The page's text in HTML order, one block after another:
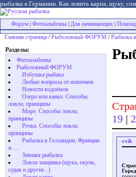
рыбалка в Германии. Как ловить карпа, щуку,
Форум Фотоальбомы Для начинающих
Главная страница /Рыболовный ФОРУМ /Рыбалка
Разделы:
Фотоальбомы
Рыболовный ФОРУМ
Избушка рыбака
Любые вопросы от новичков
Новости водоёмов
Озеро или канал. Способы
ловли, принципы
Море. Способы ловли,
принципы
Речка. Способы ловли,
принципы
Рыбалка в Голландии, Франции
и ....
Зимняя рыбалка
Ловля хищника (щука, окунь,
судак и другие...)
19 |
vvik